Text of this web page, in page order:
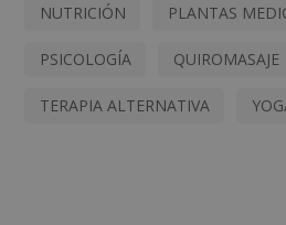
NUTRICIÓN PLANTAS
PSICOLOGÍA QUIROMASAJE
TERAPIA ALTERNATIVA